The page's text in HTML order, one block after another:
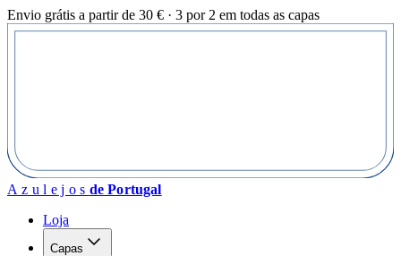
Envio grátis a partir de 30 € · 3 por 2 em todas as capas
Azulejos de Portugal
Loja
Capas